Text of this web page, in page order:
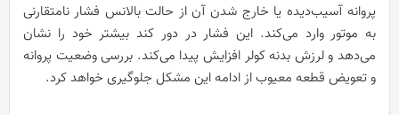
پروانه آسیب‌دیده یا خارج شدن آن از حالت بالانس فشار نامتقارنی
به موتور وارد می‌کند. این فشار در دور کند بیشتر خود را نشان
می‌دهد و لرزش بدنه کولر افزایش پیدا می‌کند. بررسی وضعیت پروانه
و تعویض قطعه معیوب از ادامه این مشکل جلوگیری خواهد کرد.